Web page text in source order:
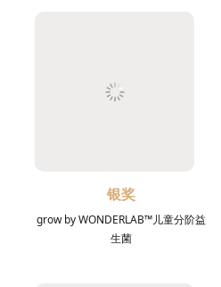
银奖
grow by WONDERLAB™儿童分阶益
生菌